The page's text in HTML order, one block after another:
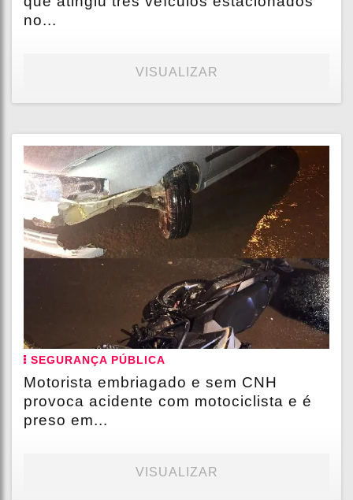
no...
VISUALIZAR
SEGURANÇA PÚBLICA
Motorista embriagado e sem CNH
provoca acidente com motociclista e é
preso em...
VISUALIZAR